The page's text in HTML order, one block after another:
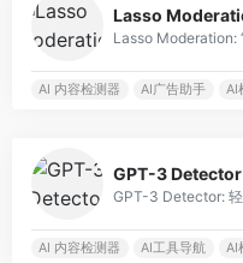
Lasso
AI 内容检测器 AI广告助手 AI
GPT-3 Detector
GPT-3 Detector: 轻
AI 内容检测器 AI工具导航 AI